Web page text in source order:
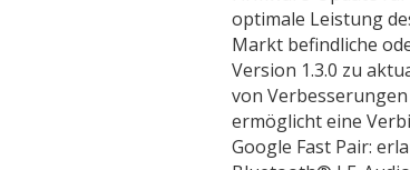
optimale Leistung
Markt befindliche
Version 1.3.0 zu
von
ermöglicht eine
Google Fast Pair: